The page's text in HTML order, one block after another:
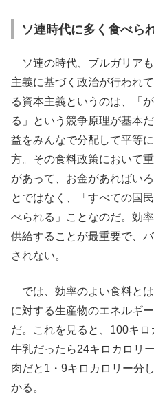
ソ連時代に多く食べら
ソ連の時代、ブルガリア
主義に基づく政治が行われ
る資本主義というのは、「
る」という競争原理が基本
益をみんなで分配して平等
方。その食料政策において
があって、お金があればい
とではなく、「すべての国
べられる」ことなのだ。効
供給することが最重要で、
されない。
では、効率のよい食料と
に対する生産物のエネルギ
だ。これを見ると、100キロ
牛乳だったら24キロカロリ
肉だと1・9キロカロリー分
かる。